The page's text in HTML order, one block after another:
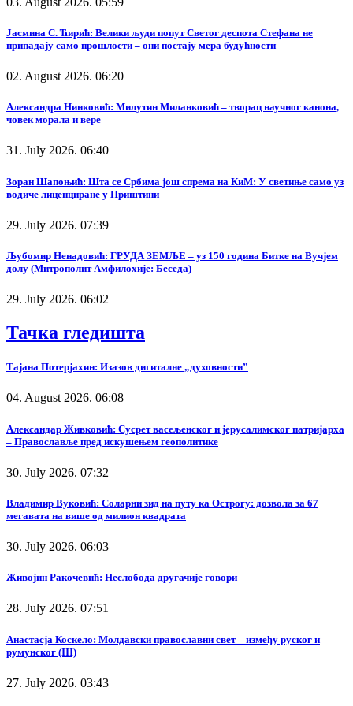
Јасмина С. Ћирић: Велики људи попут Светог деспота Стефана не
припадају само прошлости – они постају мера будућности
02. August 2026. 06:20
Александра Нинковић: Милутин Миланковић – творац научног канона,
човек морала и вере
31. July 2026. 06:40
Зоран Шапоњић: Шта се Србима још спрема на КиМ: У светиње само уз
водиче лиценциране у Приштини
29. July 2026. 07:39
Љубомир Ненадовић: ГРУДА ЗЕМЉЕ – уз 150 година Битке на Вучјем
долу (Митрополит Амфилохије: Беседа)
29. July 2026. 06:02
Тачка гледишта
Тајана Потерјахин: Изазов дигиталне „духовности”
04. August 2026. 06:08
Александар Живковић: Сусрет васељенског и јерусалимског патријарха
– Православље пред искушењем геополитике
30. July 2026. 07:32
Владимир Вуковић: Соларни зид на путу ка Острогу: дозвола за 67
мегавата на више од милион квадрата
30. July 2026. 06:03
Живојин Ракочевић: Неслобода другачије говори
28. July 2026. 07:51
Анастасја Коскело: Молдавски православни свет – између руског и
румунског (III)
27. July 2026. 03:43